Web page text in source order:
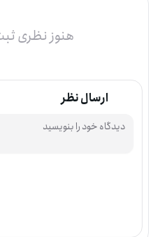
هنوز نظری
ارسال نظر